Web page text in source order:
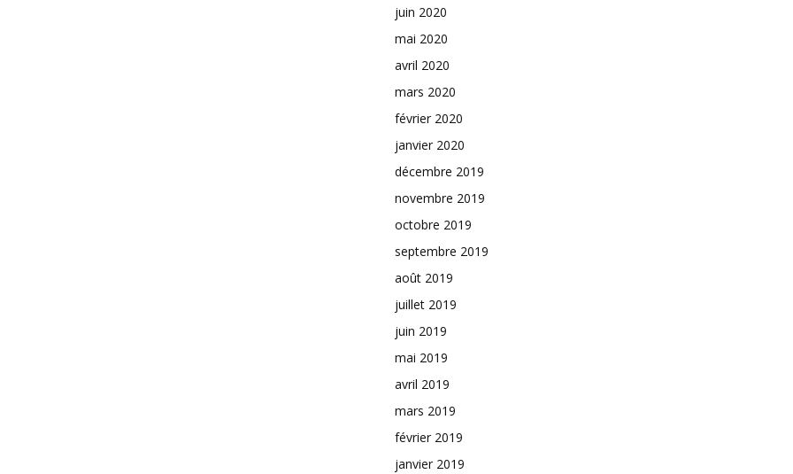
juin 2020
mai 2020
avril 2020
mars 2020
février 2020
janvier 2020
décembre 2019
novembre 2019
octobre 2019
septembre 2019
août 2019
juillet 2019
juin 2019
mai 2019
avril 2019
mars 2019
février 2019
janvier 2019